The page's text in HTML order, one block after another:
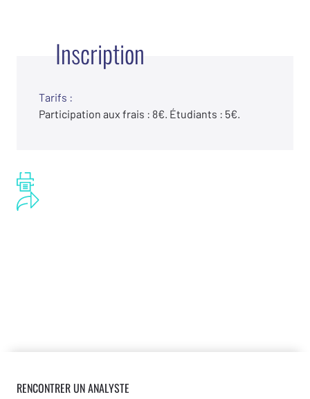
Inscription
Tarifs :
Participation aux frais : 8€. Étudiants : 5€.
RENCONTRER UN ANALYSTE